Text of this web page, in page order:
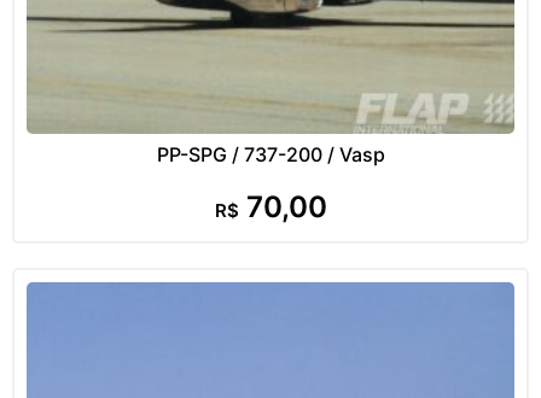
PP-SPG / 737-200 / Vasp
R$ 70,00